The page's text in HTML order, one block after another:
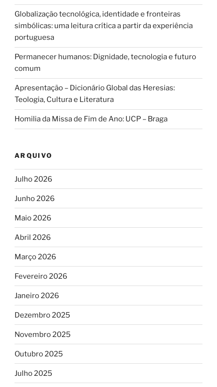
Globalização tecnológica, identidade e fronteiras
simbólicas: uma leitura crítica a partir da experiência
portuguesa
Permanecer humanos: Dignidade, tecnologia e futuro
comum
Apresentação – Dicionário Global das Heresias:
Teologia, Cultura e Literatura
Homilia da Missa de Fim de Ano: UCP – Braga
ARQUIVO
Julho 2026
Junho 2026
Maio 2026
Abril 2026
Março 2026
Fevereiro 2026
Janeiro 2026
Dezembro 2025
Novembro 2025
Outubro 2025
Julho 2025